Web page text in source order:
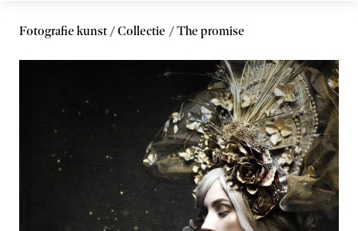
Fotografie kunst Collectie The promise